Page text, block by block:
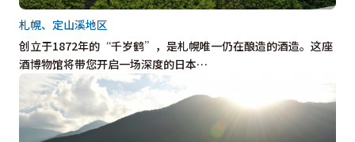
创立于1872年的“千岁鹤”，是札幌唯一仍在酿造的酒造。这座
酒博物馆将带您开启一场深度的日本…
札幌、定山溪地区